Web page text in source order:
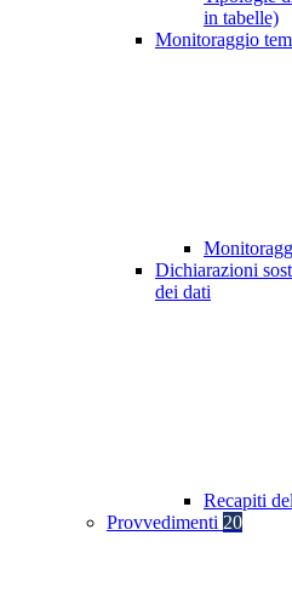
in tabelle)
Monitoraggio
Dichiarazioni
dei dati
Recapiti
Provvedimenti 20